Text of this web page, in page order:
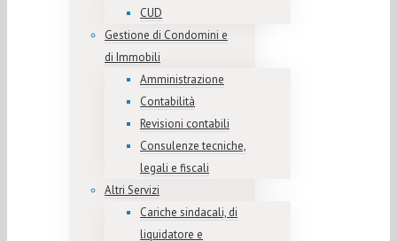
CUD
Gestione di Condomini e
di Immobili
Amministrazione
Contabilità
Revisioni contabili
Consulenze tecniche,
legali e fiscali
Altri Servizi
Cariche sindacali, di
liquidatore e